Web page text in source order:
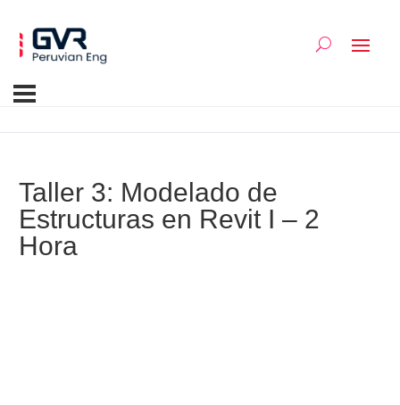
Taller 3: Modelado de
Estructuras en Revit I – 2
Hora